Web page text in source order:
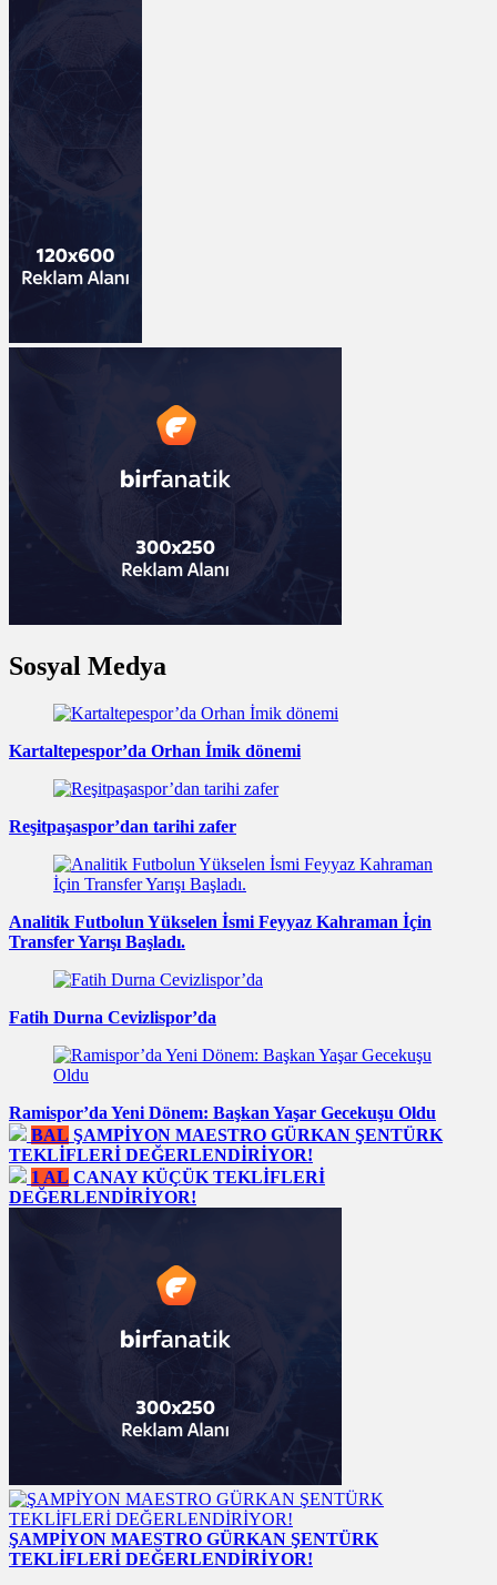
Sosyal Medya
Kartaltepespor’da Orhan İmik dönemi
Reşitpaşaspor’dan tarihi zafer
Analitik Futbolun Yükselen İsmi Feyyaz Kahraman İçin
Transfer Yarışı Başladı.
Fatih Durna Cevizlispor’da
Ramispor’da Yeni Dönem: Başkan Yaşar Gecekuşu Oldu
BAL ŞAMPİYON MAESTRO GÜRKAN ŞENTÜRK
TEKLİFLERİ DEĞERLENDİRİYOR!
1 AL CANAY KÜÇÜK TEKLİFLERİ
DEĞERLENDİRİYOR!
ŞAMPİYON MAESTRO GÜRKAN ŞENTÜRK
TEKLİFLERİ DEĞERLENDİRİYOR!